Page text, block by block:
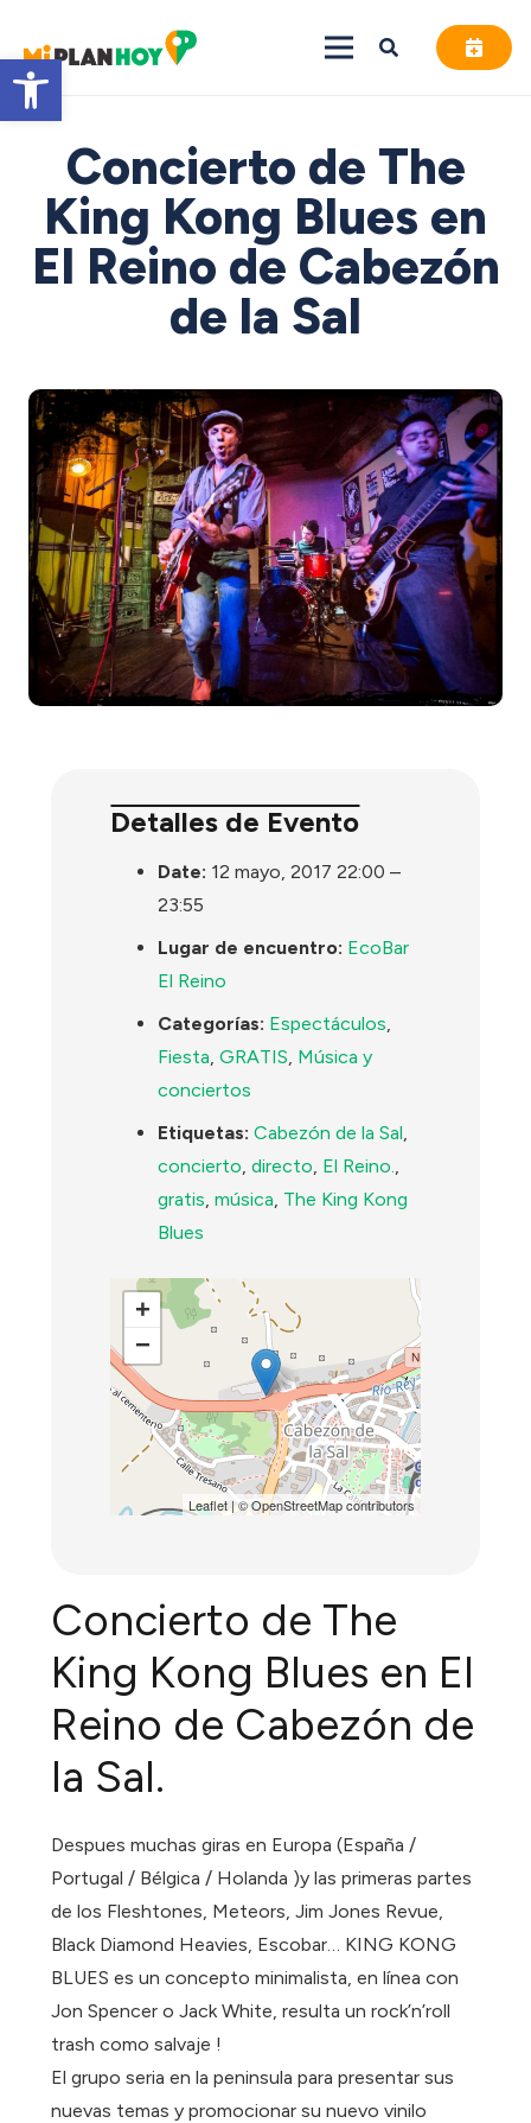
Abrir barra de herramientas
Concierto de The
King Kong Blues en
El Reino de Cabezón
de la Sal
Detalles de Evento
Date: 12 mayo, 2017 22:00 –
23:55
Lugar de encuentro: EcoBar
El Reino
Categorías: Espectáculos,
Fiesta,GRATIS, Música y
conciertos
Etiquetas: Cabezón de la Sal,
concierto,directo, El Reino.,
gratis,música, The King Kong
Blues
+
−
Leaflet| ©OpenStreetMapcontributors
Concierto de The
King Kong Blues en El
Reino de Cabezón de
la Sal.
Despues muchas giras en Europa (España /
Portugal / Bélgica / Holanda )y las primeras partes
de los Fleshtones, Meteors, Jim Jones Revue,
Black Diamond Heavies, Escobar… KING KONG
BLUES es un concepto minimalista, en línea con
Jon Spencer o Jack White, resulta un rock’n’roll
trash como salvaje !
El grupo seria en la peninsula para presentar sus
nuevas temas y promocionar su nuevo vinilo